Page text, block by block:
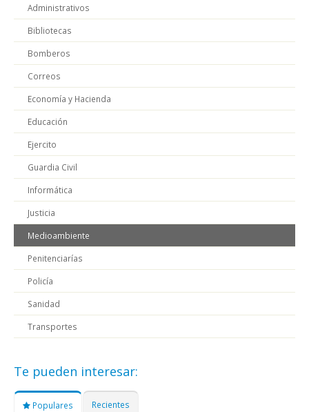
Administrativos
Bibliotecas
Bomberos
Correos
Economía y Hacienda
Educación
Ejercito
Guardia Civil
Informática
Justicia
Medioambiente
Penitenciarías
Policía
Sanidad
Transportes
Te pueden interesar:
Populares Recientes